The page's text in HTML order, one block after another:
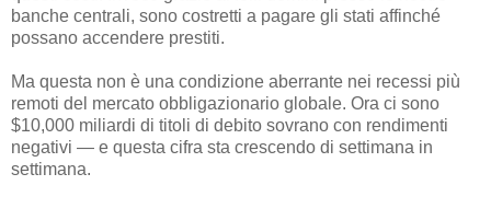
banche centrali, sono costretti a pagare gli stati affinché
possano accendere prestiti.
Ma questa non è una condizione aberrante nei recessi più
remoti del mercato obbligazionario globale. Ora ci sono
$10,000 miliardi di titoli di debito sovrano con rendimenti
negativi — e questa cifra sta crescendo di settimana in
settimana.